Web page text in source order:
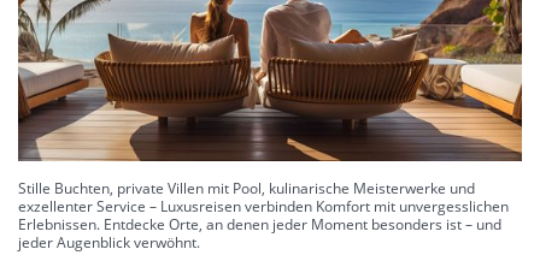
Stille Buchten, private Villen mit Pool, kulinarische Meisterwerke und
exzellenter Service – Luxusreisen verbinden Komfort mit unvergesslichen
Erlebnissen. Entdecke Orte, an denen jeder Moment besonders ist – und
jeder Augenblick verwöhnt.